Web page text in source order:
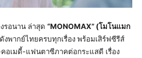
รอนาน ล่าสุด “MONOMAX” (โมโนแมก
พากย์ไทยครบทุกเรื่อง พร้อมเสิร์ฟซีรีส์
อเมดี้-แฟนตาซีภาคต่อกระแสดี เรื่อง